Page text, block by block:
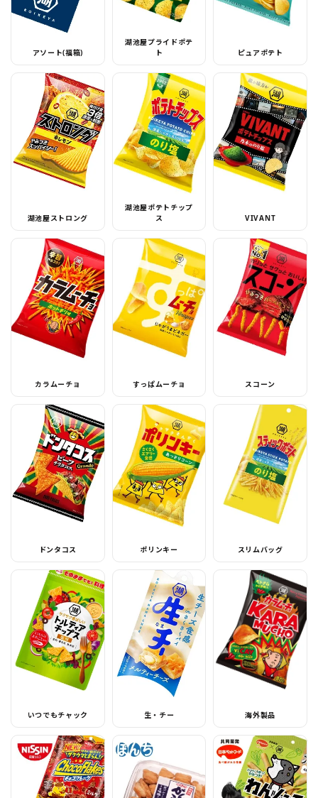
アソート(福箱)
湖池屋プライドポテ
ト
ピュアポテト
湖池屋ストロング
湖池屋ポテトチップ
ス
VIVANT
カラムーチョ すっぱムーチョ スコーン
ドンタコス ポリンキー スリムバッグ
いつでもチャック 生・チー 海外製品